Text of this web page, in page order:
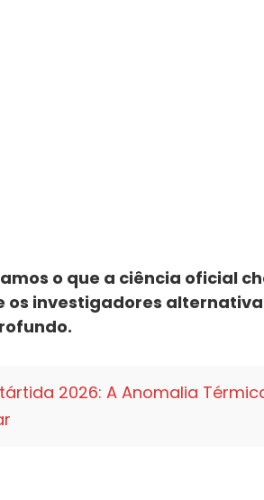
o que a ciência oficial
os investigadores
2026: A Anomalia